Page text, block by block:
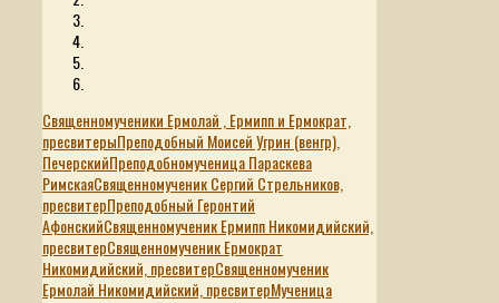
Священномученики Ермолай , Ермипп и Ермократ,
пресвитерыПреподобный Моисей Угрин (венгр),
ПечерскийПреподобномученица Параскева
РимскаяСвященномученик Сергий Стрельников,
пресвитерПреподобный Геронтий
АфонскийСвященномученик Ермипп Никомидийский,
пресвитерСвященномученик Ермократ
Никомидийский, пресвитерСвященномученик
Ермолай Никомидийский, пресвитерМученица